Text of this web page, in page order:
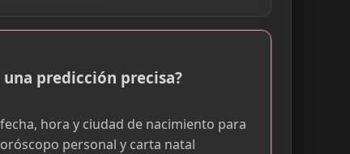
una predicción precisa?
hora y ciudad de nacimiento para
personal y carta natal